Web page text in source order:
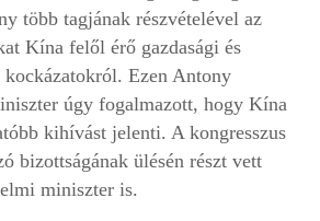
több tagjának részvételével az
Kína felől érő gazdasági és
kockázatokról. Ezen Antony
úgy fogalmazott, hogy Kína
kihívást jelenti. A kongresszus
bizottságának ülésén részt vett
miniszter is.